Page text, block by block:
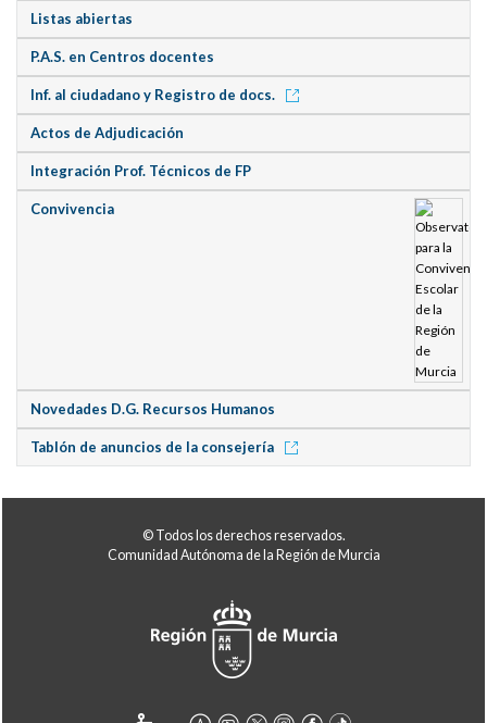
Listas abiertas
P.A.S. en Centros docentes
Inf. al ciudadano y Registro de docs.
Actos de Adjudicación
Integración Prof. Técnicos de FP
Convivencia
Novedades D.G. Recursos Humanos
Tablón de anuncios de la consejería
© Todos los derechos reservados.
Comunidad Autónoma de la Región de Murcia